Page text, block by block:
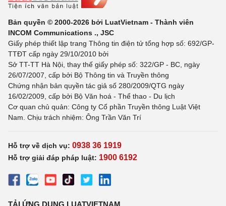
Bản quyền © 2000-2026 bởi LuatVietnam - Thành viên
INCOM Communications ., JSC
Giấy phép thiết lập trang Thông tin điện tử tổng hợp số: 692/GP-
TTĐT cấp ngày 29/10/2010 bởi
Sở TT-TT Hà Nội, thay thế giấy phép số: 322/GP - BC, ngày
26/07/2007, cấp bởi Bộ Thông tin và Truyền thông
Chứng nhận bản quyền tác giả số 280/2009/QTG ngày
16/02/2009, cấp bởi Bộ Văn hoá - Thể thao - Du lịch
Cơ quan chủ quản: Công ty Cổ phần Truyền thông Luật Việt
Nam. Chịu trách nhiệm: Ông Trần Văn Trí
Hỗ trợ về dịch vụ: 0938 36 1919
Hỗ trợ giải đáp pháp luật: 1900 6192
TẢI ỨNG DỤNG LUATVIETNAM